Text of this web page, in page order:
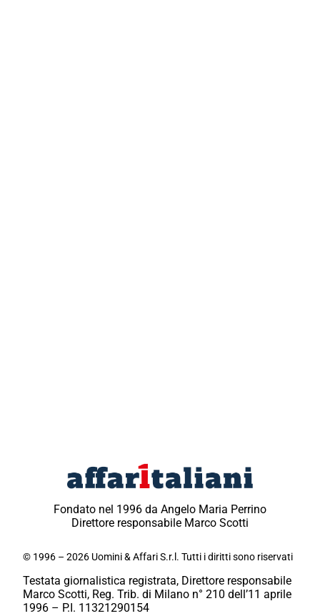
Fondato nel 1996 da Angelo Maria Perrino
Direttore responsabile Marco Scotti
© 1996 – 2026 Uomini & Affari S.r.l. Tutti i diritti sono riservati
Testata giornalistica registrata, Direttore responsabile
Marco Scotti, Reg. Trib. di Milano n° 210 dell’11 aprile
1996 – P.I. 11321290154